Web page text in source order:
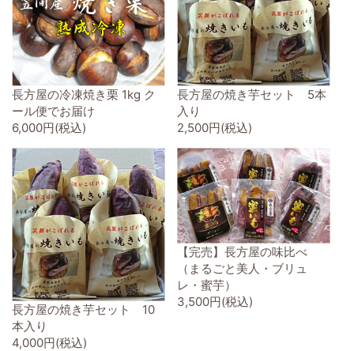
長方屋の冷凍焼き栗 1kg ク
ール便でお届け
6,000円(税込)
長方屋の焼き芋セット 5本
入り
2,500円(税込)
長方屋の焼き芋セット 10
本入り
4,000円(税込)
【完売】長方屋の味比べ
（まるごと美人・ブリュ
レ・蜜芋）
3,500円(税込)